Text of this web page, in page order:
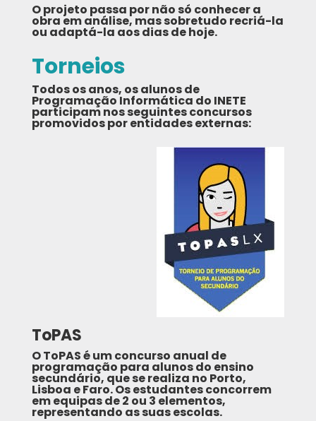
O projeto passa por não só conhecer a
obra em análise, mas sobretudo recriá-la
ou adaptá-la aos dias de hoje.
Torneios
Todos os anos, os alunos de
Programação Informática do INETE
participam nos seguintes concursos
promovidos por entidades externas:
ToPAS
O ToPAS é um concurso anual de
programação para alunos do ensino
secundário, que se realiza no Porto,
Lisboa e Faro. Os estudantes concorrem
em equipas de 2 ou 3 elementos,
representando as suas escolas.